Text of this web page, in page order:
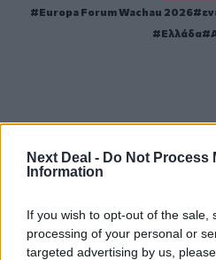
Next Deal - Do Not Process
Information
If you wish to opt-out of the sale,
processing of your personal or
targeted advertising by us,
Europa Forum Wachau 2026
Ελλάδα